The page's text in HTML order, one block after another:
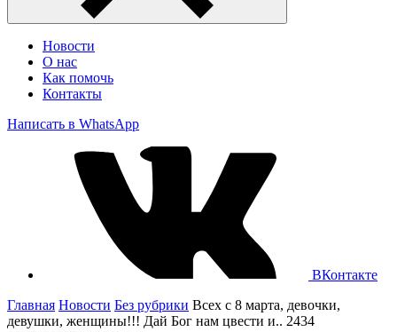
Новости
О нас
Как помочь
Контакты
Написать в WhatsApp
ВКонтакте
Главная Новости Без рубрики Всех с 8 марта, девочки,
девушки, женщины!!! Дай Бог нам цвести и.. 2434